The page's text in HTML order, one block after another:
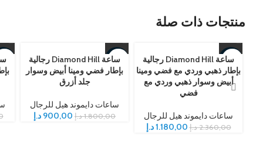
منتجات ذات صلة
-50%
ساعة Diamond Hill رجالية
بإطار ذهبي وردي مع فضي ومينا
أبيض وسوار ذهبي وردي مع
فضي
ساعات دايموند هيل للرجال
2.360,00 د.إ 1.180,00د.إ
-50%
ساعة Diamond Hill رجالية
بإطار فضي ومينا أبيض وسوار
جلد أزرق
ساعات دايموند هيل للرجال
1.800,00 د.إ 900,00 د.إ